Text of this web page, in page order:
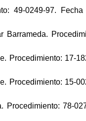
49-0249-97. Fecha
Procedimiento: 17-
Procedimiento: 15-
78-